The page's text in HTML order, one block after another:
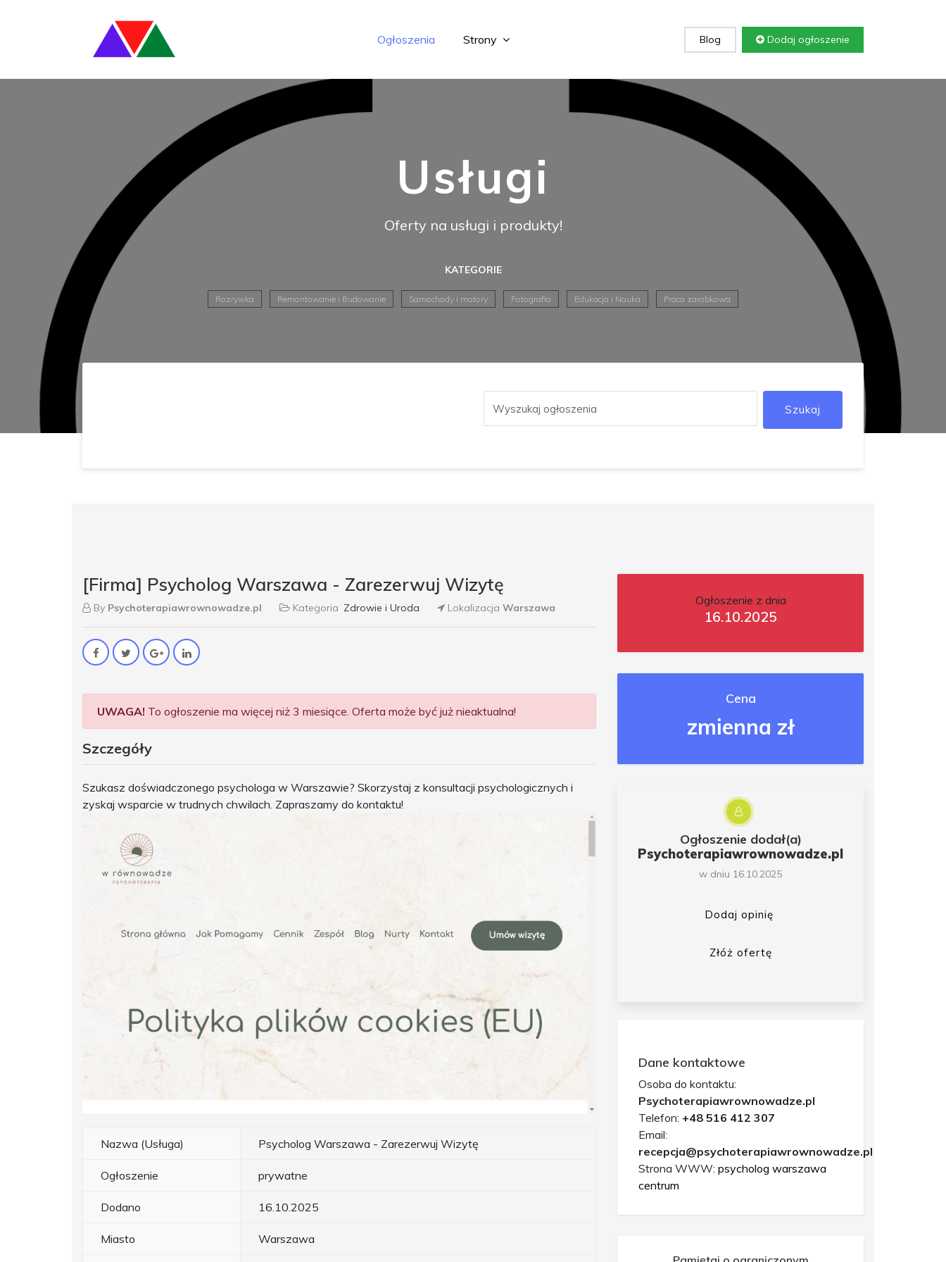
Ogłoszenia Strony Blog Dodaj ogłoszenie
Usługi
Oferty na usługi i produkty!
KATEGORIE
Rozrywka Remontowanie i Budowanie Samochody i motory Fotografia Edukacja i Nauka Praca zarobkowa
Szukaj
[Firma] Psycholog Warszawa - Zarezerwuj Wizytę
By Psychoterapiawrownowadze.pl Kategoria Zdrowie i Uroda Lokalizacja Warszawa
UWAGA! To ogłoszenie ma więcej niż 3 miesiące. Oferta może być już nieaktualna!
Szczegóły
Szukasz doświadczonego psychologa w Warszawie? Skorzystaj z konsultacji psychologicznych i
zyskaj wsparcie w trudnych chwilach. Zapraszamy do kontaktu!
Nazwa (Usługa) Psycholog Warszawa - Zarezerwuj Wizytę
Ogłoszenie prywatne
Dodano 16.10.2025
Miasto Warszawa
Ogłoszenie z dnia
16.10.2025
Cena
zmienna zł
Ogłoszenie dodał(a)
Psychoterapiawrownowadze.pl
w dniu 16.10.2025
Dodaj opinię
Złóż ofertę
Dane kontaktowe
Osoba do kontaktu:
Psychoterapiawrownowadze.pl
Telefon: +48 516 412 307
Email:
recepcja@psychoterapiawrownowadze.pl
Strona WWW: psycholog warszawa
centrum